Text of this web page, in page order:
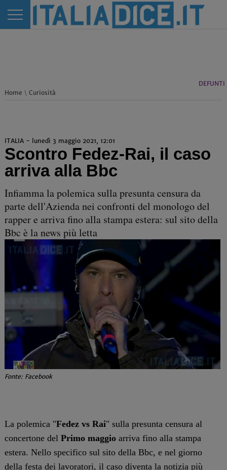
DEFUNTI
Home \ Curiosità
ITALIA - lunedì 3 maggio 2021, 12:01
Scontro Fedez-Rai, il caso
arriva alla Bbc
Infiamma la polemica sulla presunta censura da
parte dell'Azienda nei confronti del monologo del
rapper e arriva fino alla stampa estera: sul sito della
Bbc è la news più letta
Fonte: Facebook
La polemica "Fedez vs Rai" sulla presunta censura al
concertone del Primo maggioarriva fino alla stampa
estera. Nello specifico sul sito della Bbc, e nel giorno
della festa dei lavoratori, il caso diventa la notizia più